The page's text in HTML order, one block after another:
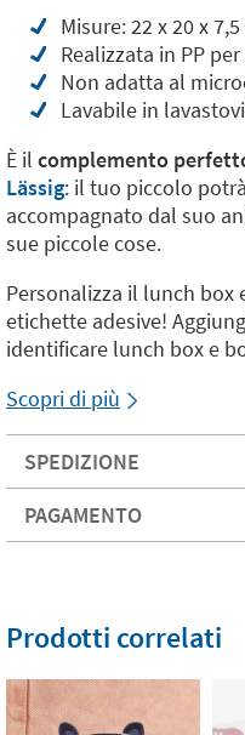
Misure: 22 x 20 x
Realizzata in PP
Non adatta al
Lavabile in
È il complemento
Lässig: il tuo piccolo
accompagnato dal suo
sue piccole cose.
Personalizza il lunch box
etichette adesive!
identificare lunch box e
Scopri di più
SPEDIZIONE
PAGAMENTO
Prodotti correlati